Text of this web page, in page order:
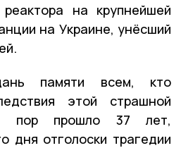
на крупнейшей
на Украине, унёсший
памяти всем, кто
этой страшной
пор прошло 37 лет,
дня отголоски трагедии